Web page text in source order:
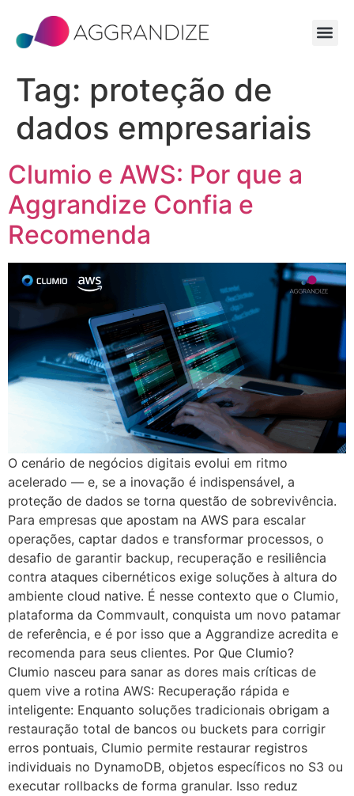
Tag: proteção de
dados empresariais
Clumio e AWS: Por que a
Aggrandize Confia e
Recomenda
O cenário de negócios digitais evolui em ritmo
acelerado — e, se a inovação é indispensável, a
proteção de dados se torna questão de sobrevivência.
Para empresas que apostam na AWS para escalar
operações, captar dados e transformar processos, o
desafio de garantir backup, recuperação e resiliência
contra ataques cibernéticos exige soluções à altura do
ambiente cloud native. É nesse contexto que o Clumio,
plataforma da Commvault, conquista um novo patamar
de referência, e é por isso que a Aggrandize acredita e
recomenda para seus clientes. Por Que Clumio?
Clumio nasceu para sanar as dores mais críticas de
quem vive a rotina AWS: Recuperação rápida e
inteligente: Enquanto soluções tradicionais obrigam a
restauração total de bancos ou buckets para corrigir
erros pontuais, Clumio permite restaurar registros
individuais no DynamoDB, objetos específicos no S3 ou
executar rollbacks de forma granular. Isso reduz